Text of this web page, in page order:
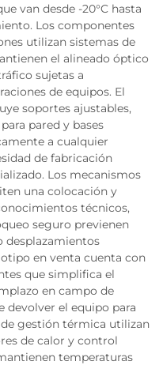
van desde -20°C hasta
Los componentes
utilizan sistemas de
el alineado óptico
sujetas a
de equipos. El
soportes ajustables,
pared y bases
a cualquier
de fabricación
Los mecanismos
una colocación y
técnicos,
seguro previenen
desplazamientos
en venta cuenta con
que simplifica el
en campo de
devolver el equipo para
gestión térmica utilizan
de calor y control
temperaturas